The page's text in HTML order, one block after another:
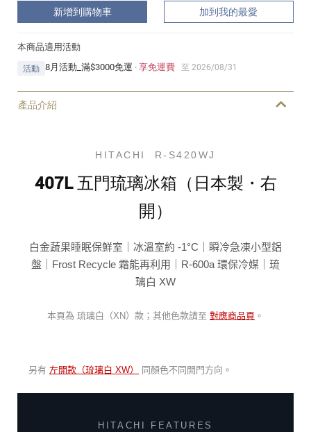
新增到購物車 加到我的最愛
本商品適用活動
活動 8月活動_滿$3000免運 ·享免運費 至 2026/08/31
產品介紹
HITACHI R-S420WJ
407L 五門琉璃冰箱（日本製・右
開）
白金蔬果睡眠保鮮室｜冰溫室約 -1°C｜瞬冷急凍小型鋁
盤｜Frost Recycle 霜能再利用｜R-600a 環保冷媒｜琉
璃白 XW
本頁為 琉璃白（XN）款；其他色款請至 對應商品頁 。
另有 左開款（琉璃白 XW） 同顏色不同開門方向。
HITACHI FEATURES